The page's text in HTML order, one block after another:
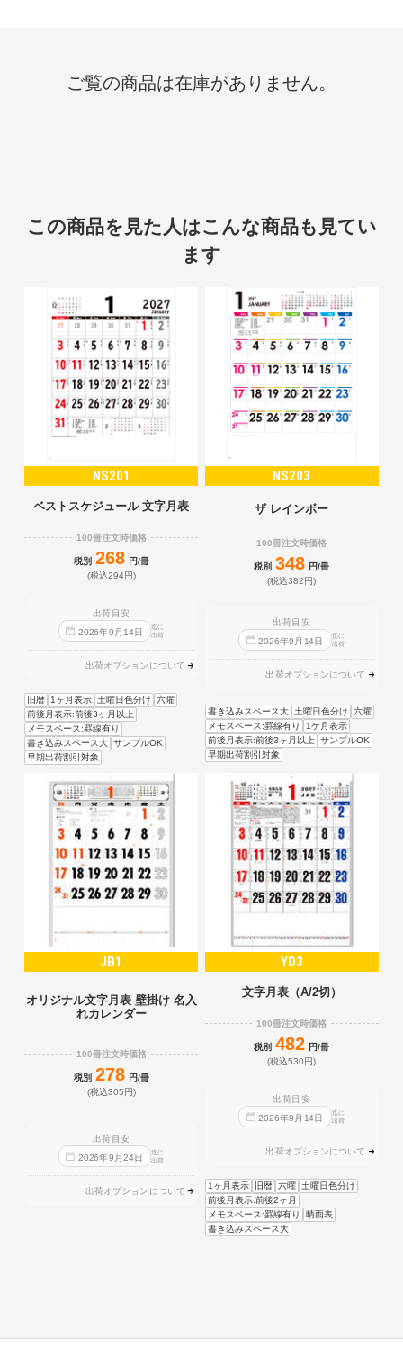
ご覧の商品は在庫がありません。
この商品を見た人はこんな商品も見てい
ます
NS201
ベストスケジュール 文字月表
100冊注文時価格
税別 268 円/冊
(税込294円)
出荷目安
2026年9 月 14日
迄に
出荷
出荷オプションについて
旧暦 1ヶ月表示 土曜日色分け
六曜
前後月表示:前後3ヶ月以上
メモスペース:罫線有り
書き込みスペース大 サンプルOK
早期出荷割引対象
NS203
ザ レインボー
100冊注文時価格
税別 348 円/冊
(税込382円)
出荷目安
2026年9 月 14日
迄に
出荷
出荷オプションについて
書き込みスペース大 土曜日色分け
六曜
メモスペース:罫線有り
1ケ月表示
前後月表示:前後3ヶ月以上
サンプルOK
早期出荷割引対象
JB1
オリジナル文字月表 壁掛け 名入
れカレンダー
100冊注文時価格
税別 278 円/冊
(税込305円)
出荷目安
2026年9 月24日
迄に
出荷
出荷オプションについて
YD3
文字月表（A/2切）
100冊注文時価格
税別 482 円/冊
(税込530円)
出荷目安
2026年9 月 14日
迄に
出荷
出荷オプションについて
1ヶ月表示 旧暦 六曜
土曜日色分け
前後月表示:前後2ヶ月
メモスペース:罫線有り
晴雨表
書き込みスペース大